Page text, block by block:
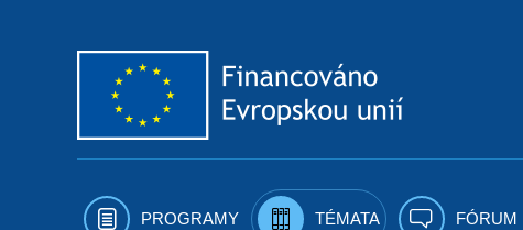
PROGRAMY TÉMATA FÓRUM